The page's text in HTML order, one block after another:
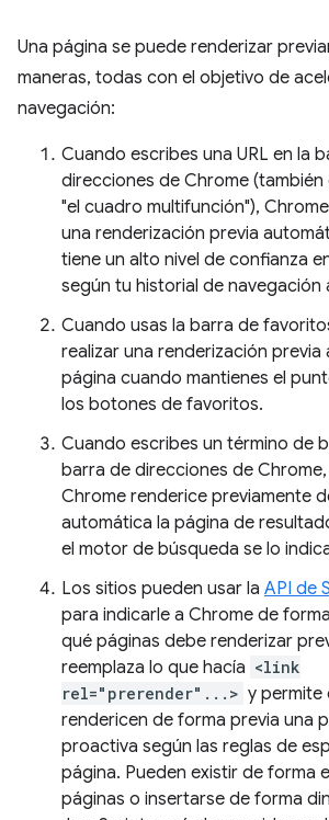
Una página se puede renderizar
maneras, todas con el objetivo de
navegación:
Cuando escribes una URL en la
direcciones de Chrome
"el cuadro multifunción"),
una renderización previa
tiene un alto nivel de confianza
según tu historial de navegación
Cuando usas la barra de
realizar una renderización previa
página cuando mantienes el
los botones de favoritos.
Cuando escribes un término de
barra de direcciones de
Chrome renderice previamente
automática la página de
el motor de búsqueda se lo
Los sitios pueden usar la API de
para indicarle a Chrome de
qué páginas debe renderizar
reemplaza lo que hacía <link
rel="prerender"...> y permite
rendericen de forma previa una
proactiva según las reglas de
página. Pueden existir de forma
páginas o insertarse de forma